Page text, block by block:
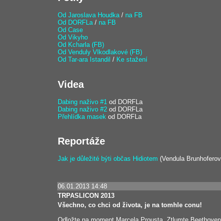
Od Jaroslava Houdka/ na FB
Od DORFLa/ na FB
Od Case
Od Vikyho
Od Kcharla (FB)
Od Venduly Vlkodlakové (FB)
Od Tar-ara Istandil / Ke stažení
Videa
Dabing naživo #1 od DORFLa
Dabing naživo #2 od DORFLa
Přehlídka masek od DORFLa
Reportáže
Jak je důležité býti občas Hidiotem (Vendula
06.01.2013 14:48
TRPASLICON 2013
Všechno, co chci od života, je na tomhle conu!